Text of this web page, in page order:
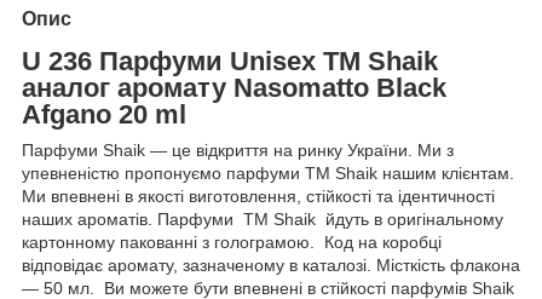
Опис
U 236 Парфуми Unisex ТМ Shaik
аналог аромату Nasomatto Black
Afgano 20 ml
Парфуми Shaik — це відкриття на ринку України. Ми з
упевненістю пропонуємо парфуми TM Shaik нашим клієнтам.
Ми впевнені в якості виготовлення, стійкості та ідентичності
наших ароматів. Парфуми TM Shaik йдуть в оригінальному
картонному пакованні з голограмою. Код на коробці
відповідає аромату, зазначеному в каталозі. Місткість флакона
— 50 мл. Ви можете бути впевнені в стійкості парфумів Shaik